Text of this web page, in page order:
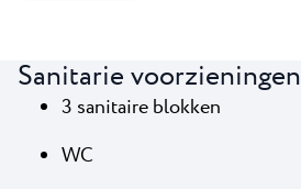
Sanitarie voorzieningen
3 sanitaire blokken
WC